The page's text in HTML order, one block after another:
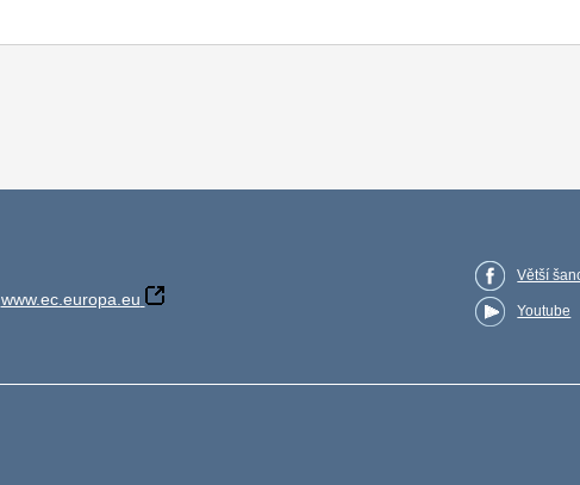
www.ec.europa.eu
Větší
Youtube